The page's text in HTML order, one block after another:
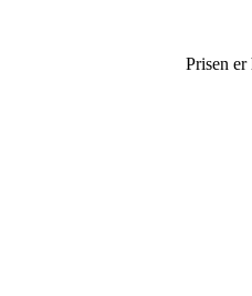
Prisen er